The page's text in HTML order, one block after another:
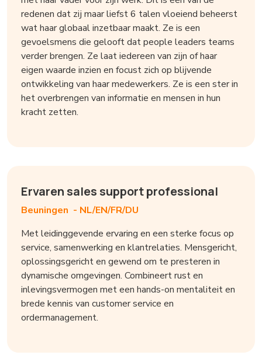
redenen dat zij maar liefst 6 talen vloeiend beheerst
wat haar globaal inzetbaar maakt. Ze is een
gevoelsmens die gelooft dat people leaders teams
verder brengen. Ze laat iedereen van zijn of haar
eigen waarde inzien en focust zich op blijvende
ontwikkeling van haar medewerkers. Ze is een ster in
het overbrengen van informatie en mensen in hun
kracht zetten.
Ervaren sales support professional
Beuningen - NL/EN/FR/DU
Met leidinggevende ervaring en een sterke focus op
service, samenwerking en klantrelaties. Mensgericht,
oplossingsgericht en gewend om te presteren in
dynamische omgevingen. Combineert rust en
inlevingsvermogen met een hands-on mentaliteit en
brede kennis van customer service en
ordermanagement.